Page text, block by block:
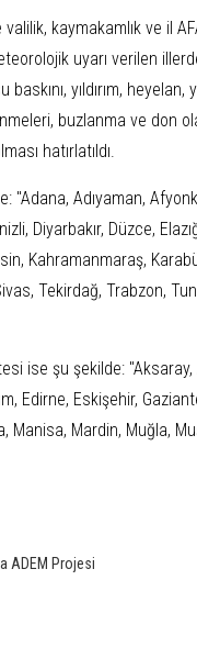
kaymakamlık ve il
uyarı verilen
baskını, yıldırım,
buzlanma ve don
hatırlatıldı.
"Adana, Adıyaman,
Diyarbakır, Düzce,
Kahramanmaraş,
Tekirdağ, Trabzon,
ise şu şekilde: "Aksaray,
Edirne, Eskişehir,
Manisa, Mardin, Muğla,
ADEM Projesi